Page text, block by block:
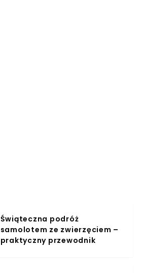
Świąteczna podróż
samolotem ze zwierzęciem –
praktyczny przewodnik